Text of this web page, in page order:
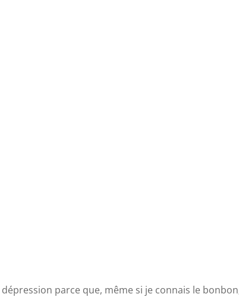
parce que, même si je connais le